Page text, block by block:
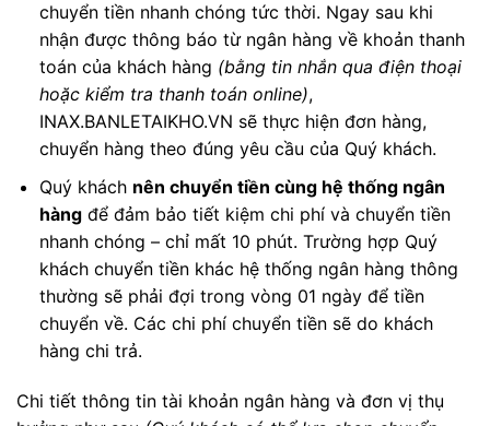
chuyển tiền nhanh chóng tức thời. Ngay sau khi
nhận được thông báo từ ngân hàng về khoản thanh
toán của khách hàng (bằng tin nhắn qua điện thoại
hoặc kiểm tra thanh toán online),
INAX.BANLETAIKHO.VN sẽ thực hiện đơn hàng,
chuyển hàng theo đúng yêu cầu của Quý khách.
Quý khách nên chuyển tiền cùng hệ thống ngân
hàngđể đảm bảo tiết kiệm chi phí và chuyển tiền
nhanh chóng – chỉ mất 10 phút. Trường hợp Quý
khách chuyển tiền khác hệ thống ngân hàng thông
thường sẽ phải đợi trong vòng 01 ngày để tiền
chuyển về. Các chi phí chuyển tiền sẽ do khách
hàng chi trả.
Chi tiết thông tin tài khoản ngân hàng và đơn vị thụ